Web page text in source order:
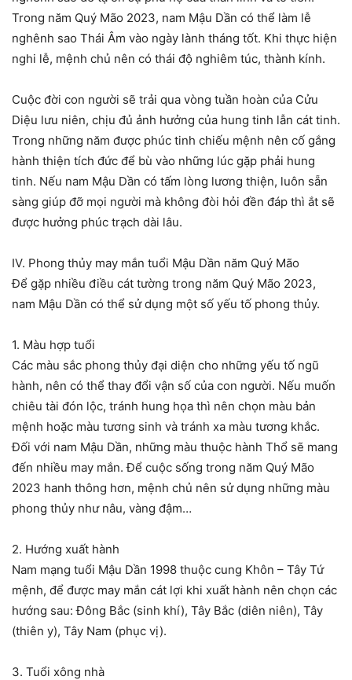
Trong năm Quý Mão 2023, nam Mậu Dần có thể làm lễ
nghênh sao Thái Âm vào ngày lành tháng tốt. Khi thực hiện
nghi lễ, mệnh chủ nên có thái độ nghiêm túc, thành kính.
Cuộc đời con người sẽ trải qua vòng tuần hoàn của Cửu
Diệu lưu niên, chịu đủ ảnh hưởng của hung tinh lẫn cát tinh.
Trong những năm được phúc tinh chiếu mệnh nên cố gắng
hành thiện tích đức để bù vào những lúc gặp phải hung
tinh. Nếu nam Mậu Dần có tấm lòng lương thiện, luôn sẵn
sàng giúp đỡ mọi người mà không đòi hỏi đền đáp thì ắt sẽ
được hưởng phúc trạch dài lâu.
IV. Phong thủy may mắn tuổi Mậu Dần năm Quý Mão
Để gặp nhiều điều cát tường trong năm Quý Mão 2023,
nam Mậu Dần có thể sử dụng một số yếu tố phong thủy.
1. Màu hợp tuổi
Các màu sắc phong thủy đại diện cho những yếu tố ngũ
hành, nên có thể thay đổi vận số của con người. Nếu muốn
chiêu tài đón lộc, tránh hung họa thì nên chọn màu bản
mệnh hoặc màu tương sinh và tránh xa màu tương khắc.
Đối với nam Mậu Dần, những màu thuộc hành Thổ sẽ mang
đến nhiều may mắn. Để cuộc sống trong năm Quý Mão
2023 hanh thông hơn, mệnh chủ nên sử dụng những màu
phong thủy như nâu, vàng đậm…
2. Hướng xuất hành
Nam mạng tuổi Mậu Dần 1998 thuộc cung Khôn – Tây Tứ
mệnh, để được may mắn cát lợi khi xuất hành nên chọn các
hướng sau: Đông Bắc (sinh khí), Tây Bắc (diên niên), Tây
(thiên y), Tây Nam (phục vị).
3. Tuổi xông nhà